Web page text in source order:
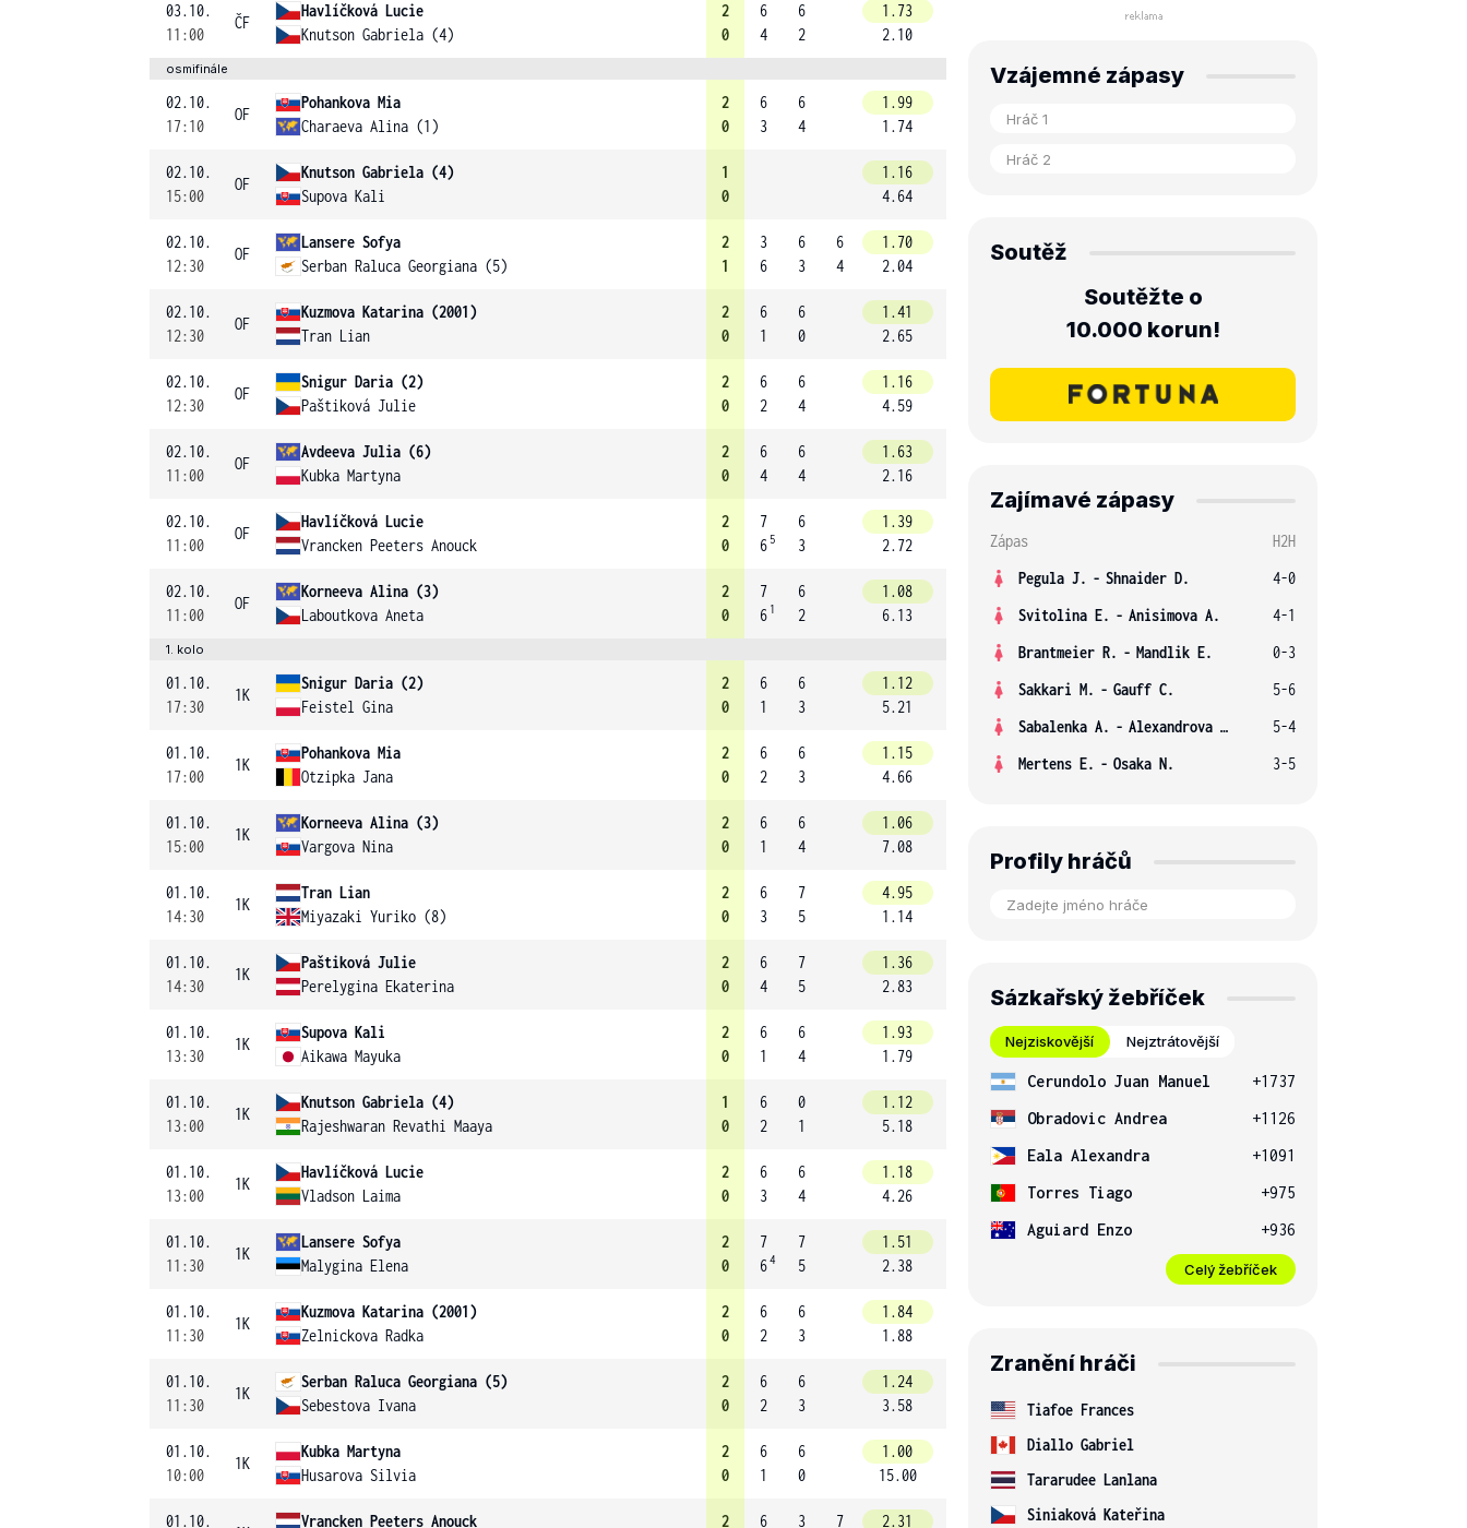
03.10.
11:00
ČF
Havlíčková Lucie
Knutson Gabriela (4)
2
0
6
4
6
2
1.73
2.10
osmifinále
02.10.
17:10
OF
Pohankova Mia
Charaeva Alina (1)
2
0
6
3
6
4
1.99
1.74
02.10.
15:00
OF
Knutson Gabriela (4)
Supova Kali
1
0
1.16
4.64
02.10.
12:30
OF
Lansere Sofya
Serban Raluca Georgiana (5)
2
1
3
6
6
3
6
4
1.70
2.04
02.10.
12:30
OF
Kuzmova Katarina (2001)
Tran Lian
2
0
6
1
6
0
1.41
2.65
02.10.
12:30
OF
Snigur Daria (2)
Paštiková Julie
2
0
6
2
6
4
1.16
4.59
02.10.
11:00
OF
Avdeeva Julia (6)
Kubka Martyna
2
0
6
4
6
4
1.63
2.16
02.10.
11:00
OF
Havlíčková Lucie
Vrancken Peeters Anouck
2
0
7
6 5
6
3
1.39
2.72
02.10.
11:00
OF
Korneeva Alina (3)
Laboutkova Aneta
2
0
7
6 1
6
2
1.08
6.13
1. kolo
01.10.
17:30
1K
Snigur Daria (2)
Feistel Gina
2
0
6
1
6
3
1.12
5.21
01.10.
17:00
1K
Pohankova Mia
Otzipka Jana
2
0
6
2
6
3
1.15
4.66
01.10.
15:00
1K
Korneeva Alina (3)
Vargova Nina
2
0
6
1
6
4
1.06
7.08
01.10.
14:30
1K
Tran Lian
Miyazaki Yuriko (8)
2
0
6
3
7
5
4.95
1.14
01.10.
14:30
1K
Paštiková Julie
Perelygina Ekaterina
2
0
6
4
7
5
1.36
2.83
01.10.
13:30
1K
Supova Kali
Aikawa Mayuka
2
0
6
1
6
4
1.93
1.79
01.10.
13:00
1K
Knutson Gabriela (4)
Rajeshwaran Revathi Maaya
1
0
6
2
0
1
1.12
5.18
01.10.
13:00
1K
Havlíčková Lucie
Vladson Laima
2
0
6
3
6
4
1.18
4.26
01.10.
11:30
1K
Lansere Sofya
Malygina Elena
2
0
7
64
7
5
1.51
2.38
01.10.
11:30
1K
Kuzmova Katarina (2001)
Zelnickova Radka
2
0
6
2
6
3
1.84
1.88
01.10.
11:30
1K
Serban Raluca Georgiana (5)
Sebestova Ivana
2
0
6
2
6
3
1.24
3.58
01.10.
10:00
1K
Kubka Martyna
Husarova Silvia
2
0
6
1
6
0
1.00
15.00
01.10. Vrancken Peeters Anouck 2 6 3 7 2.31
Vzájemné zápasy
Soutěž
Soutěžte o
10.000 korun!
Zajímavé zápasy
Zápas
H2H
Pegula J. - Shnaider D.
4-0
Svitolina E. - Anisimova A.
4-1
Brantmeier R. - Mandlik E.
0-3
Sakkari M. - Gauff C.
5-6
Sabalenka A. - Alexandrova E.
5-4
Mertens E. - Osaka N. 3-5
Profily hráčů
Sázkařský žebříček
Nejziskovější Nejztrátovější
Cerundolo Juan Manuel
+1737
Obradovic Andrea
+1126
Eala Alexandra
+1091
Torres Tiago
+975
Aguiard Enzo
+936
Celý žebříček
Zranění hráči
Tiafoe Frances
Diallo Gabriel
Tararudee Lanlana
Siniaková Kateřina